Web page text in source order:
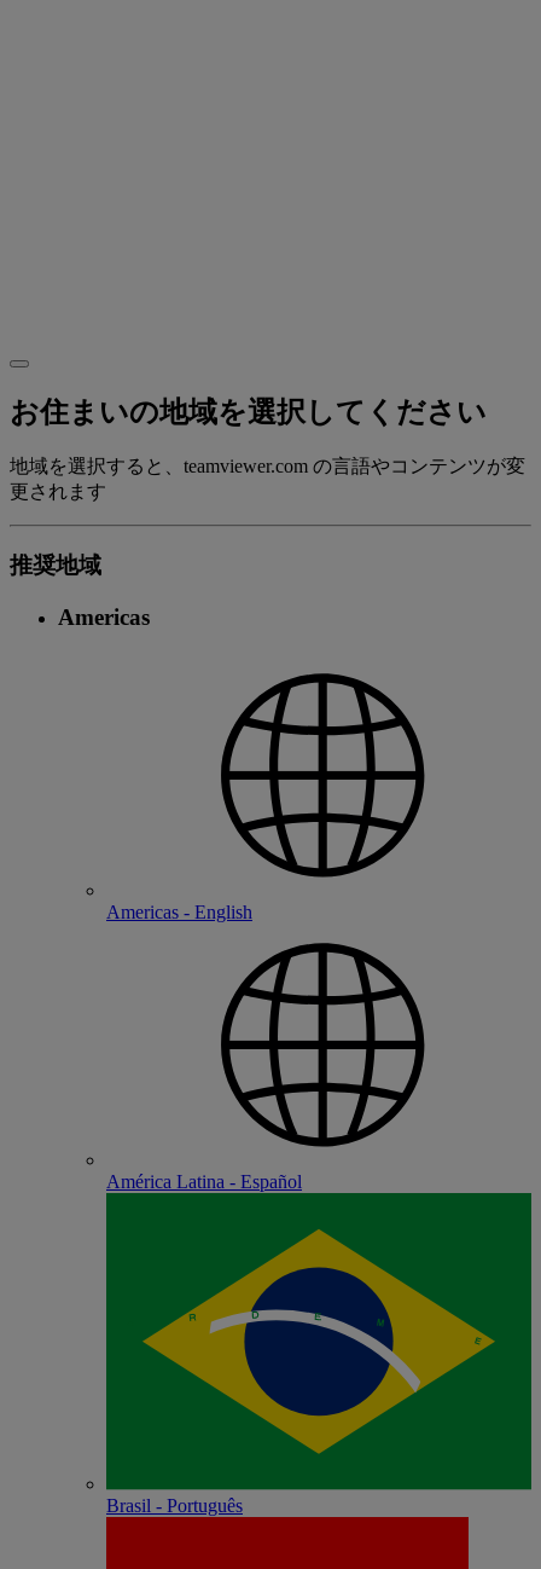
お住まいの地域を選択してください
地域を選択すると、teamviewer.com の言語やコンテンツが変
更されます
推奨地域
Americas
Americas - English
América Latina - Español
Brasil - Português